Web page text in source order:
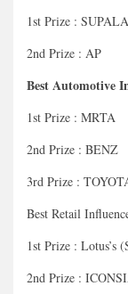
1st Prize :
2nd Prize : AP
Best Automotive
1st Prize : MRTA
2nd Prize : BENZ
3rd Prize :
Best Retail
1st Prize : Lotus’s
2nd Prize :